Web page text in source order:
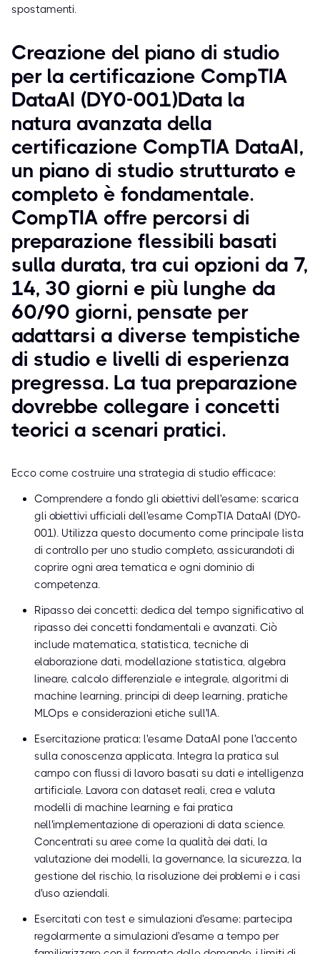
spostamenti.
Creazione del piano di studio
per la certificazione CompTIA
DataAI (DY0-001)Data la
natura avanzata della
certificazione CompTIA DataAI,
un piano di studio strutturato e
completo è fondamentale.
CompTIA offre percorsi di
preparazione flessibili basati
sulla durata, tra cui opzioni da 7,
14, 30 giorni e più lunghe da
60/90 giorni, pensate per
adattarsi a diverse tempistiche
di studio e livelli di esperienza
pregressa. La tua preparazione
dovrebbe collegare i concetti
teorici a scenari pratici.
Ecco come costruire una strategia di studio efficace:
Comprendere a fondo gli obiettivi dell'esame: scarica
gli obiettivi ufficiali dell'esame CompTIA DataAI (DY0-
001). Utilizza questo documento come principale lista
di controllo per uno studio completo, assicurandoti di
coprire ogni area tematica e ogni dominio di
competenza.
Ripasso dei concetti: dedica del tempo significativo al
ripasso dei concetti fondamentali e avanzati. Ciò
include matematica, statistica, tecniche di
elaborazione dati, modellazione statistica, algebra
lineare, calcolo differenziale e integrale, algoritmi di
machine learning, principi di deep learning, pratiche
MLOps e considerazioni etiche sull'IA.
Esercitazione pratica: l'esame DataAI pone l'accento
sulla conoscenza applicata. Integra la pratica sul
campo con flussi di lavoro basati su dati e intelligenza
artificiale. Lavora con dataset reali, crea e valuta
modelli di machine learning e fai pratica
nell'implementazione di operazioni di data science.
Concentrati su aree come la qualità dei dati, la
valutazione dei modelli, la governance, la sicurezza, la
gestione del rischio, la risoluzione dei problemi e i casi
d'uso aziendali.
Esercitati con test e simulazioni d'esame: partecipa
regolarmente a simulazioni d'esame a tempo per